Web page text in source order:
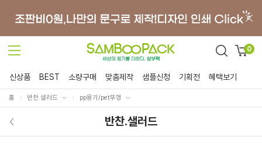
0
신상품 BEST 소량구매 맞춤제작 샘플신청 기획전 혜택보기
홈 반찬.샐러드 pp용기/pet뚜껑
반찬.샐러드